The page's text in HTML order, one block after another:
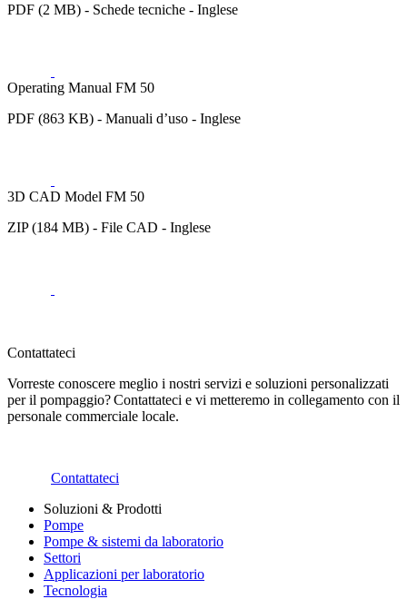
PDF (2 MB) - Schede tecniche - Inglese
Operating Manual FM 50
PDF (863 KB) - Manuali d’uso - Inglese
3D CAD Model FM 50
ZIP (184 MB) - File CAD - Inglese
Contattateci
Vorreste conoscere meglio i nostri servizi e soluzioni personalizzati
per il pompaggio? Contattateci e vi metteremo in collegamento con il
personale commerciale locale.
Contattateci
Soluzioni & Prodotti
Pompe
Pompe & sistemi da laboratorio
Settori
Applicazioni per laboratorio
Tecnologia